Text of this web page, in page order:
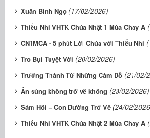
Xuân Bính Ngọ (17/02/2026)
​​​​​​​Thiếu Nhi VHTK Chúa Nhật 1 Mùa Chay A
CN1MCA - 5 phút Lời Chúa với Thiếu Nhi
Tro Bụi Tuyệt Vời (20/02/2026)
Trưởng Thành Từ Những Cám Dỗ (21/02/
Ân sủng không trở về không (23/02/2026)
Sám Hối – Con Đường Trở Về (24/02/
Thiếu Nhi VHTK Chúa Nhật 2 Mùa Chay A